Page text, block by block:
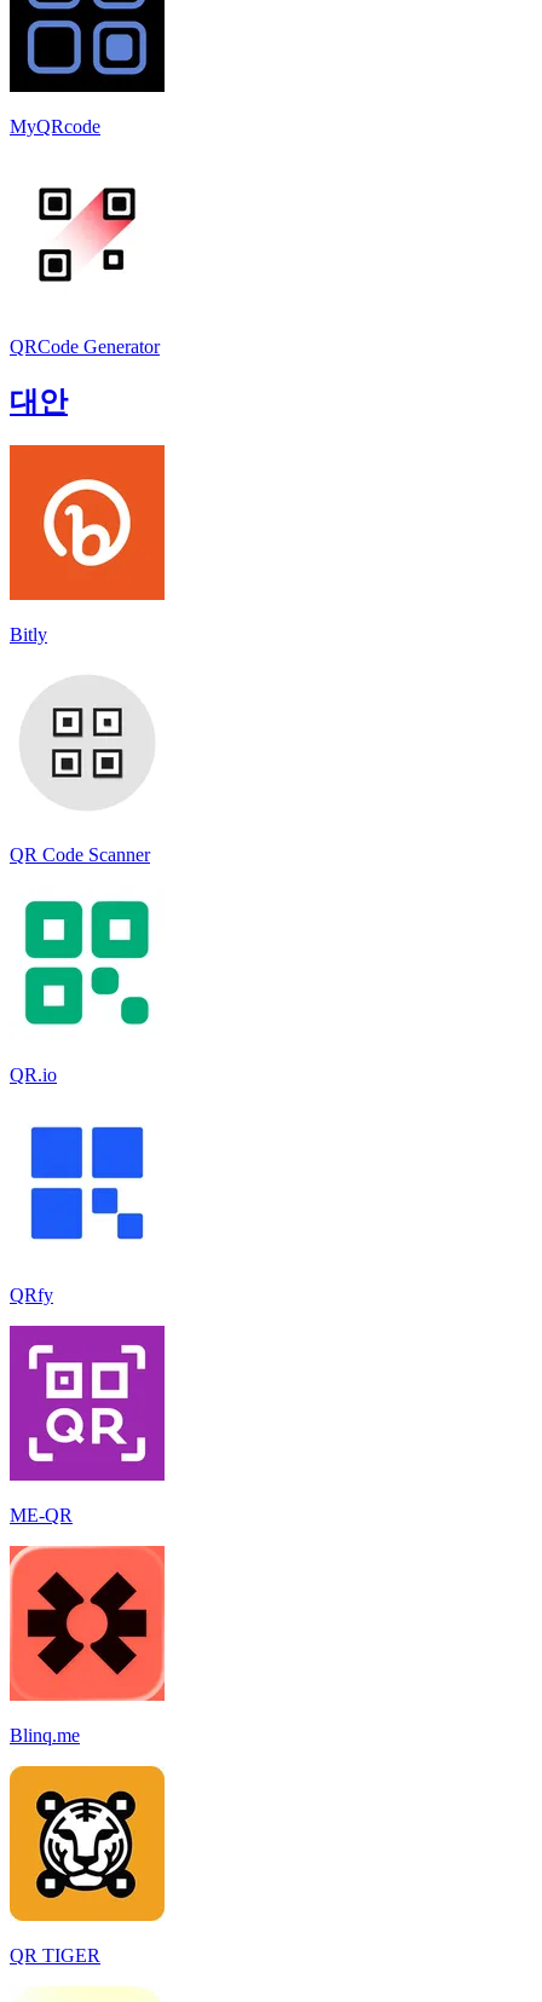
MyQRcode
QRCode Generator
대안
Bitly
QR Code Scanner
QR.io
QRfy
ME-QR
Blinq.me
QR TIGER